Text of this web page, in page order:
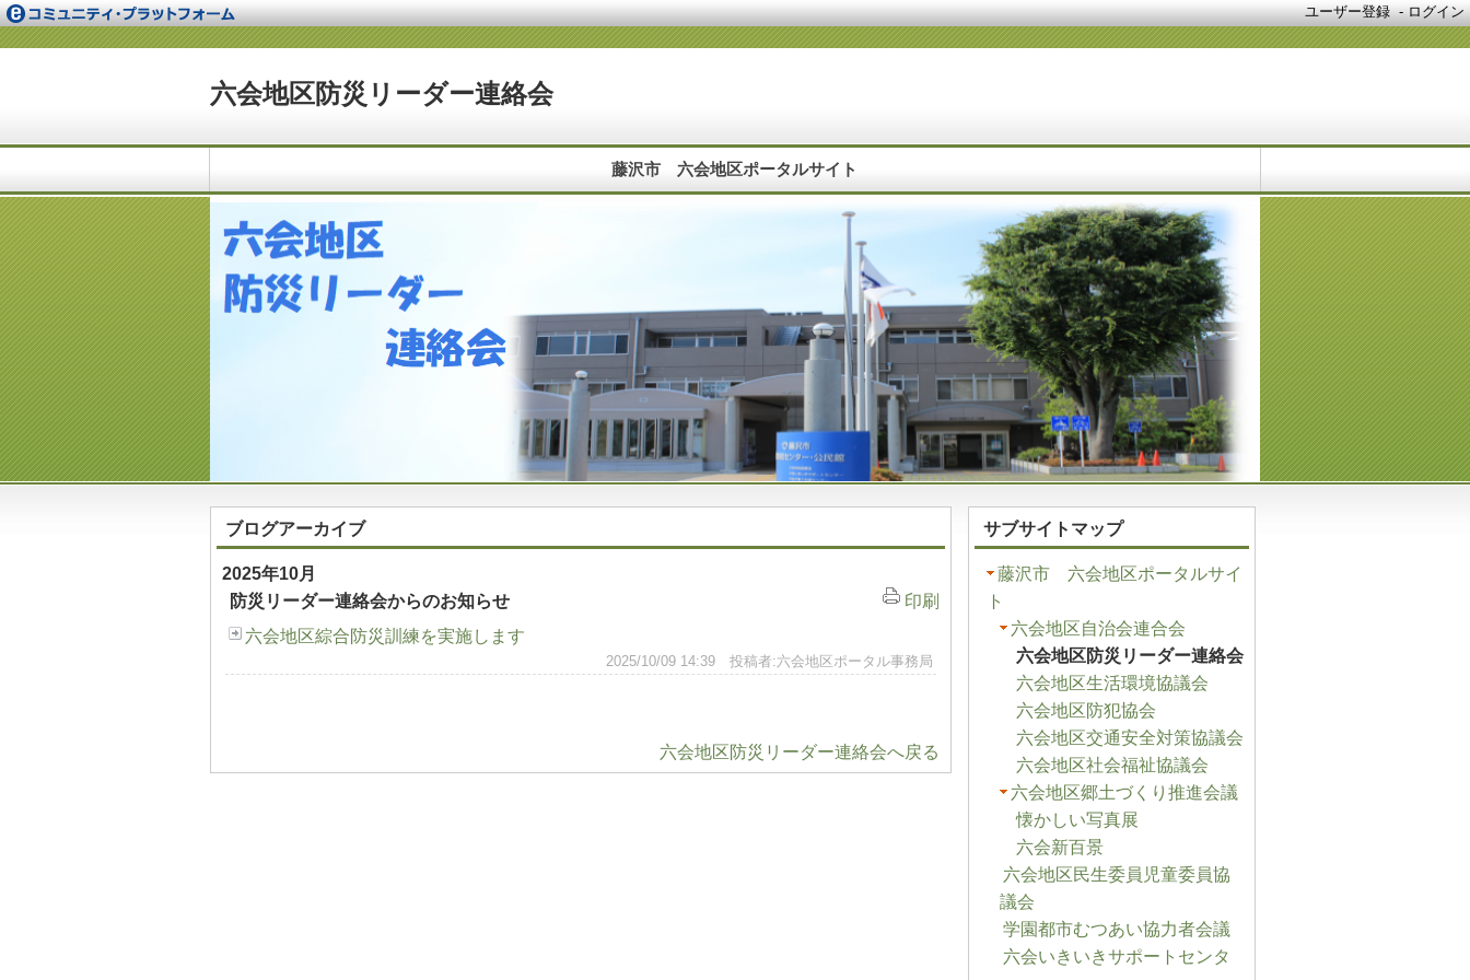
ユーザー登録 -ログイン
六会地区防災リーダー連絡会
藤沢市 六会地区ポータルサイト
ブログアーカイブ
2025年10月
印刷
防災リーダー連絡会からのお知らせ
六会地区綜合防災訓練を実施します
2025/10/09 14:39 投稿者:六会地区ポータル事務局
六会地区防災リーダー連絡会へ戻る
サブサイトマップ
藤沢市 六会地区ポータルサイ
ト
六会地区自治会連合会
六会地区防災リーダー連絡会
六会地区生活環境協議会
六会地区防犯協会
六会地区交通安全対策協議会
六会地区社会福祉協議会
六会地区郷土づくり推進会議
懐かしい写真展
六会新百景
六会地区民生委員児童委員協
議会
学園都市むつあい協力者会議
六会いきいきサポートセンタ